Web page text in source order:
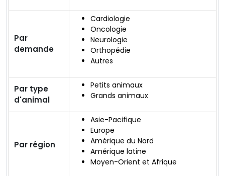
Par
demande
Cardiologie
Oncologie
Neurologie
Orthopédie
Autres
Par type
d'animal
Petits animaux
Grands animaux
Par région
Asie-Pacifique
Europe
Amérique du Nord
Amérique latine
Moyen-Orient et Afrique